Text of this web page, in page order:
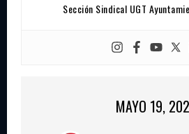
Sección Sindical UGT
MAYO 19,